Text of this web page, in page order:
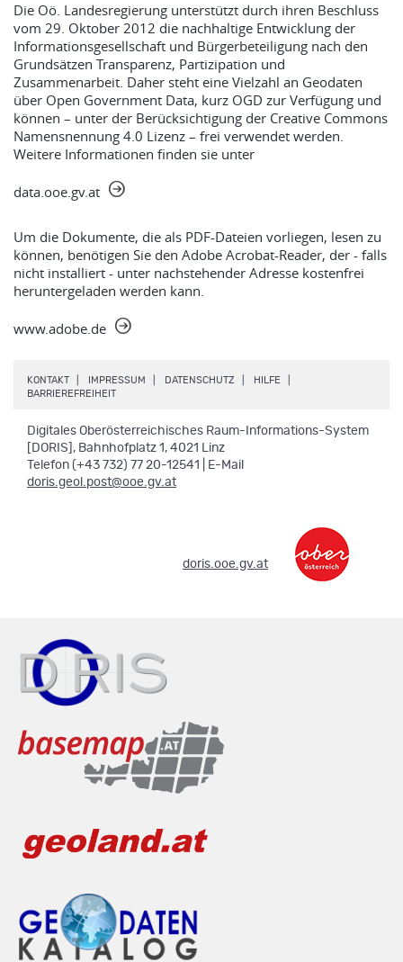
Die Oö. Landesregierung unterstützt durch ihren Beschluss
vom 29. Oktober 2012 die nachhaltige Entwicklung der
Informationsgesellschaft und Bürgerbeteiligung nach den
Grundsätzen Transparenz, Partizipation und
Zusammenarbeit. Daher steht eine Vielzahl an Geodaten
über Open Government Data, kurz OGD zur Verfügung und
können – unter der Berücksichtigung der Creative Commons
Namensnennung 4.0 Lizenz – frei verwendet werden.
Weitere Informationen finden sie unter
data.ooe.gv.at
Um die Dokumente, die als PDF-Dateien vorliegen, lesen zu
können, benötigen Sie den Adobe Acrobat-Reader, der - falls
nicht installiert - unter nachstehender Adresse kostenfrei
heruntergeladen werden kann.
www.adobe.de
KONTAKT IMPRESSUM DATENSCHUTZ HILFE
BARRIEREFREIHEIT.
Digitales Oberösterreichisches Raum-Informations-System
[DORIS], Bahnhofplatz 1, 4021 Linz
Telefon (+43 732) 77 20-12541 | E-Mail
doris.geol.post@ooe.gv.at
doris.ooe.gv.at.